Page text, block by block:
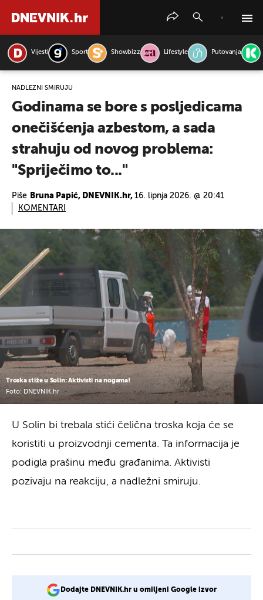
Vijesti Sport Showbizz Lifestyle Putovanja
NADLEŽNI SMIRUJU
Godinama se bore s posljedicama
onečišćenja azbestom, a sada
strahuju od novog problema:
"Spriječimo to..."
Piše Bruna Papić, DNEVNIK.hr, 16. lipnja 2026. @ 20:41
KOMENTARI
Troska stiže u Solin: Aktivisti na nogama!
Foto: DNEVNIK.hr
U Solin bi trebala stići čelična troska koja će se
koristiti u proizvodnji cementa. Ta informacija je
podigla prašinu među građanima. Aktivisti
pozivaju na reakciju, a nadležni smiruju.
Dodajte DNEVNIK.hr u omiljeni Google izvor
PRETRAŽITE VIJESTI